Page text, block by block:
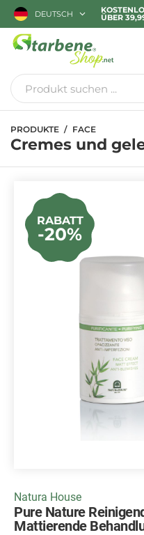
DEUTSCH ÜBER
PRODUKTE FACE
Cremes und
RABATT
-20%
Natura House
Pure Nature
Mattierende